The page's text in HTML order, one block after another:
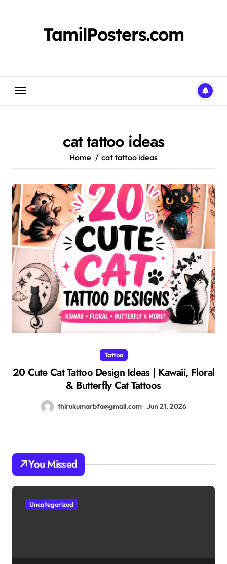
TamilPosters.com
cat tattoo ideas
Home cat tattoo ideas
Tattoo
20 Cute Cat Tattoo Design Ideas | Kawaii, Floral
& Butterfly Cat Tattoos
thirukumarbfa@gmail.com Jun 21, 2026
You Missed
Uncategorized